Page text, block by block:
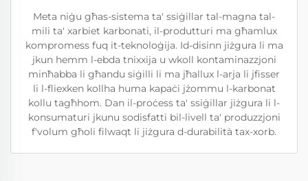
Meta niġu għas-sistema ta' ssiġillar tal-magna tal-
mili ta' xarbiet karbonati, il-produtturi ma għamlux
kompromess fuq it-teknoloġija. Id-disinn jiżgura li ma
jkun hemm l-ebda tnixxija u wkoll kontaminazzjoni
minħabba li għandu siġilli li ma jħallux l-arja li jfisser
li l-fliexken kollha huma kapaċi jżommu l-karbonat
kollu tagħhom. Dan il-proċess ta' ssiġillar jiżgura li l-
konsumaturi jkunu sodisfatti bil-livell ta' produzzjoni
f'volum għoli filwaqt li jiżgura d-durabilità tax-xorb.